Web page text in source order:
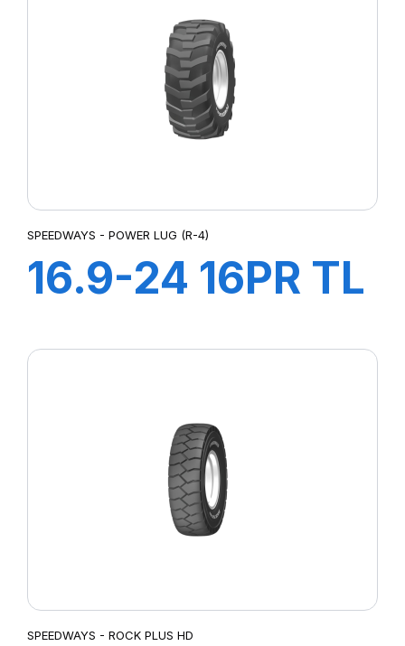
SPEEDWAYS - POWER LUG (R-4)
16.9-24 16PR TL
SPEEDWAYS - ROCK PLUS HD